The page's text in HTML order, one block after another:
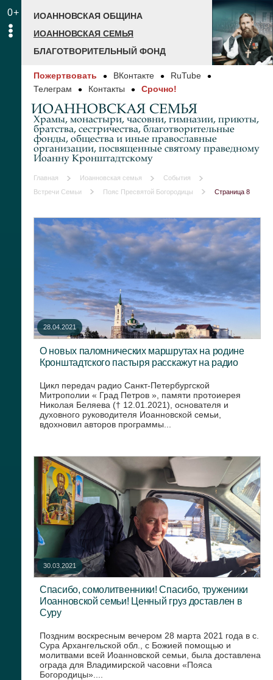
0+
ИОАННОВСКАЯ ОБЩИНА
ИОАННОВСКАЯ СЕМЬЯ
БЛАГОТВОРИТЕЛЬНЫЙ ФОНД
Пожертвовать ВКонтакте
RuTube
Телеграм
Контакты Срочно!
ИОАННОВСКАЯ СЕМЬЯ
Храмы, монастыри, часовни, гимназии, приюты,
братства, сестричества, благотворительные
фонды, общества и иные православные
организации, посвященные святому праведному
Иоанну Кронштадтскому
Главная Иоанновская семья
События
Встречи Семьи
Пояс Пресвятой Богородицы Страница 8
28.04.2021
О новых паломнических маршрутах на родине
Кронштадтского пастыря расскажут на радио
Цикл передач радио Санкт-Петербургской
Митрополии « Град Петров », памяти протоиерея
Николая Беляева († 12.01.2021), основателя и
духовного руководителя Иоанновской семьи,
вдохновил авторов программы...
30.03.2021
Спасибо, сомолитвенники! Спасибо, труженики
Иоанновской семьи! Ценный груз доставлен в
Суру
Поздним воскресным вечером 28 марта 2021 года в с.
Сура Архангельской обл., с Божией помощью и
молитвами всей Иоанновской семьи, была доставлена
ограда для Владимирской часовни «Пояса
Богородицы»....